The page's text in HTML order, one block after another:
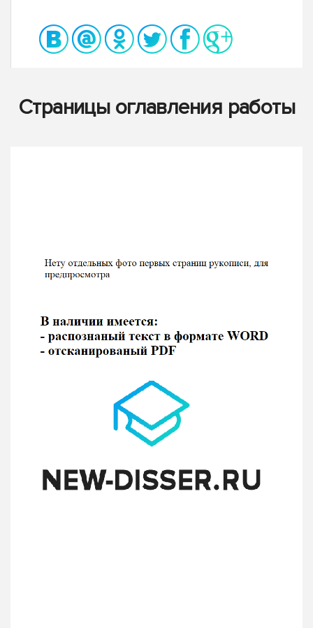
Страницы оглавления работы